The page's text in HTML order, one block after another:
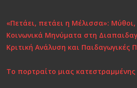
«Πετάει, πετάει η Μέλισσα»:
Κοινωνικά Μηνύματα στη
Κριτική Ανάλυση και Παιδαγωγικές
Το πορτραίτο μιας κατεστραμμένης